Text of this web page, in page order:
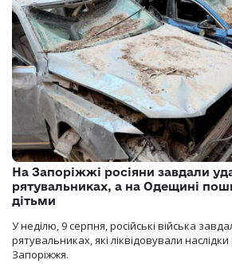
На Запоріжжі росіяни завдали
рятувальниках, а на Одещині
дітьми
У неділю, 9 серпня, російські війська
рятувальниках, які ліквідовували
Запоріжжя.